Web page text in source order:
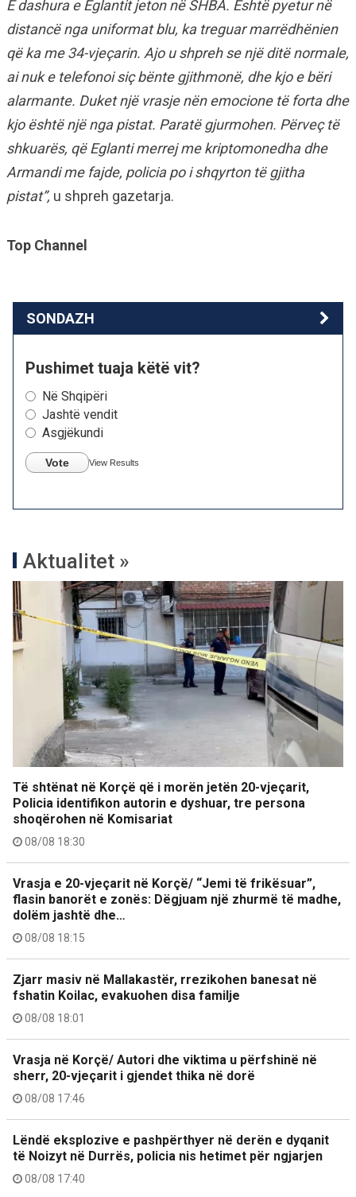
E dashura e Eglantit jeton në SHBA. Është pyetur në
distancë nga uniformat blu, ka treguar marrëdhënien
që ka me 34-vjeçarin. Ajo u shpreh se një ditë normale,
ai nuk e telefonoi siç bënte gjithmonë, dhe kjo e bëri
alarmante. Duket një vrasje nën emocione të forta dhe
kjo është një nga pistat. Paratë gjurmohen. Përveç të
shkuarës, që Eglanti merrej me kriptomonedha dhe
Armandi me fajde, policia po i shqyrton të gjitha
pistat”, u shpreh gazetarja.
Top Channel
SONDAZH
Pushimet tuaja këtë vit?
Në Shqipëri
Jashtë vendit
Asgjëkundi
Vote View Results
Aktualitet »
Të shtënat në Korçë që i morën jetën 20-vjeçarit,
Policia identifikon autorin e dyshuar, tre persona
shoqërohen në Komisariat
08/08 18:30
Vrasja e 20-vjeçarit në Korçë/ “Jemi të frikësuar”,
flasin banorët e zonës: Dëgjuam një zhurmë të madhe,
dolëm jashtë dhe…
08/08 18:15
Zjarr masiv në Mallakastër, rrezikohen banesat në
fshatin Koilac, evakuohen disa familje
08/08 18:01
Vrasja në Korçë/ Autori dhe viktima u përfshinë në
sherr, 20-vjeçarit i gjendet thika në dorë
08/08 17:46
Lëndë eksplozive e pashpërthyer në derën e dyqanit
të Noizyt në Durrës, policia nis hetimet për ngjarjen
08/08 17:40